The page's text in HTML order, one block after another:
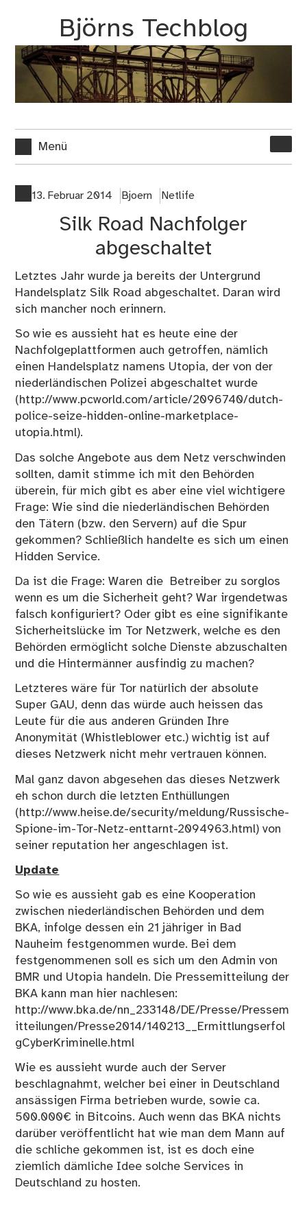
springen
Björns Techblog
Menü
nach:
13. Februar 2014 Bjoern Netlife
Silk Road Nachfolger
abgeschaltet
Letztes Jahr wurde ja bereits der Untergrund
Handelsplatz Silk Road abgeschaltet. Daran wird
sich mancher noch erinnern.
So wie es aussieht hat es heute eine der
Nachfolgeplattformen auch getroffen, nämlich
einen Handelsplatz namens Utopia, der von der
niederländischen Polizei abgeschaltet wurde
(http://www.pcworld.com/article/2096740/dutch-
police-seize-hidden-online-marketplace-
utopia.html).
Das solche Angebote aus dem Netz verschwinden
sollten, damit stimme ich mit den Behörden
überein, für mich gibt es aber eine viel wichtigere
Frage: Wie sind die niederländischen Behörden
den Tätern (bzw. den Servern) auf die Spur
gekommen? Schließlich handelte es sich um einen
Hidden Service.
Da ist die Frage: Waren die Betreiber zu sorglos
wenn es um die Sicherheit geht? War irgendetwas
falsch konfiguriert? Oder gibt es eine signifikante
Sicherheitslücke im Tor Netzwerk, welche es den
Behörden ermöglicht solche Dienste abzuschalten
und die Hintermänner ausfindig zu machen?
Letzteres wäre für Tor natürlich der absolute
Super GAU, denn das würde auch heissen das
Leute für die aus anderen Gründen Ihre
Anonymität (Whistleblower etc.) wichtig ist auf
dieses Netzwerk nicht mehr vertrauen können.
Mal ganz davon abgesehen das dieses Netzwerk
eh schon durch die letzten Enthüllungen
(http://www.heise.de/security/meldung/Russische-
Spione-im-Tor-Netz-enttarnt-2094963.html) von
seiner reputation her angeschlagen ist.
Update
So wie es aussieht gab es eine Kooperation
zwischen niederländischen Behörden und dem
BKA, infolge dessen ein 21 jähriger in Bad
Nauheim festgenommen wurde. Bei dem
festgenommenen soll es sich um den Admin von
BMR und Utopia handeln. Die Pressemitteilung der
BKA kann man hier nachlesen:
http://www.bka.de/nn_233148/DE/Presse/Pressem
itteilungen/Presse2014/140213__Ermittlungserfol
gCyberKriminelle.html
Wie es aussieht wurde auch der Server
beschlagnahmt, welcher bei einer in Deutschland
ansässigen Firma betrieben wurde, sowie ca.
500.000€ in Bitcoins. Auch wenn das BKA nichts
darüber veröffentlicht hat wie man dem Mann auf
die schliche gekommen ist, ist es doch eine
ziemlich dämliche Idee solche Services in
Deutschland zu hosten.